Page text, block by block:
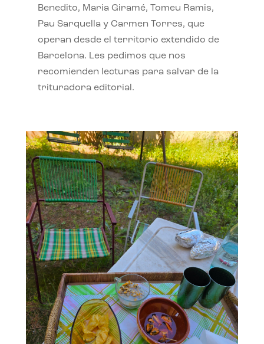
Benedito, Maria Giramé, Tomeu Ramis,
Pau Sarquella y Carmen Torres, que
operan desde el territorio extendido de
Barcelona. Les pedimos que nos
recomienden lecturas para salvar de la
trituradora editorial.